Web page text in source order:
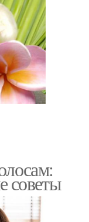
советы